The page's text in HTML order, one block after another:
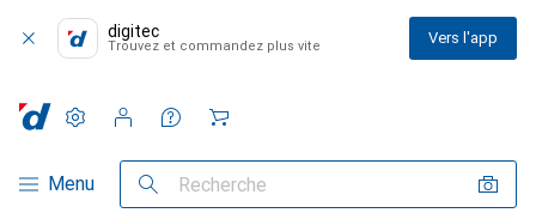
digitec
Trouvez et commandez plus vite Vers l'app
Navigation par catégorie
Menu Recherche
Paramètres
Compte client
Listes de comparaison
Listes d'envies
Panier